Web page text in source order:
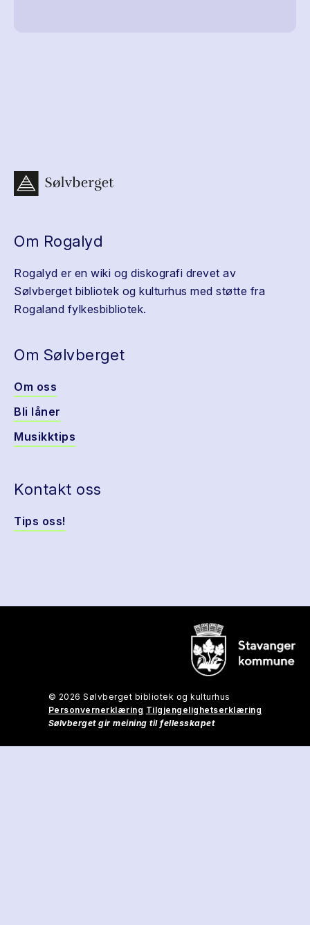
Om Rogalyd
Rogalyd er en wiki og diskografi drevet av
Sølvberget bibliotek og kulturhus med støtte fra
Rogaland fylkesbibliotek.
Om Sølvberget
Om oss
Bli låner
Musikktips
Kontakt oss
Tips oss!
© 2026 Sølvberget bibliotek og kulturhus
Personvernerklæring Tilgjengelighetserklæring
Sølvberget gir meining til fellesskapet